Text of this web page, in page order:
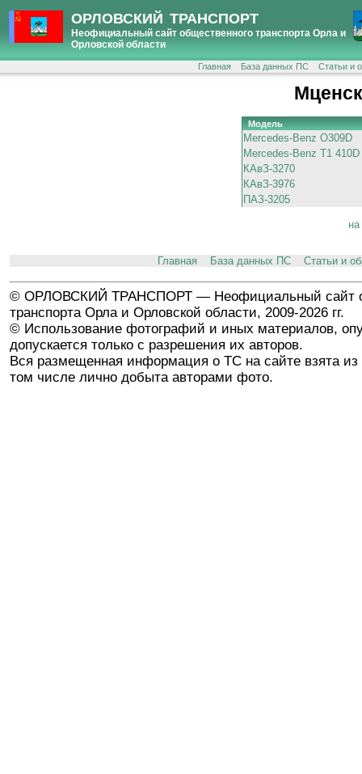
ОРЛОВСКИЙ ТРАНСПОРТ
Неофициальный сайт общественного транспорта Орла и
Орловской области
Главная База данных ПС Статьи и
Модель
Mercedes-Benz O309D
Mercedes-Benz T1 410D
КАвЗ-3270
КАвЗ-3976
ПАЗ-3205
Главная База данных ПС Статьи и
© ОРЛОВСКИЙ ТРАНСПОРТ — Неофициальный сайт
транспорта Орла и Орловской области, 2009-2026 гг.
© Использование фотографий и иных материалов,
допускается только с разрешения их авторов.
Вся размещенная информация о ТС на сайте взята из
том числе лично добыта авторами фото.